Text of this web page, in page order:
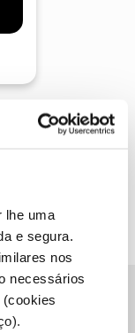
lhe uma
e segura.
nos
necessários